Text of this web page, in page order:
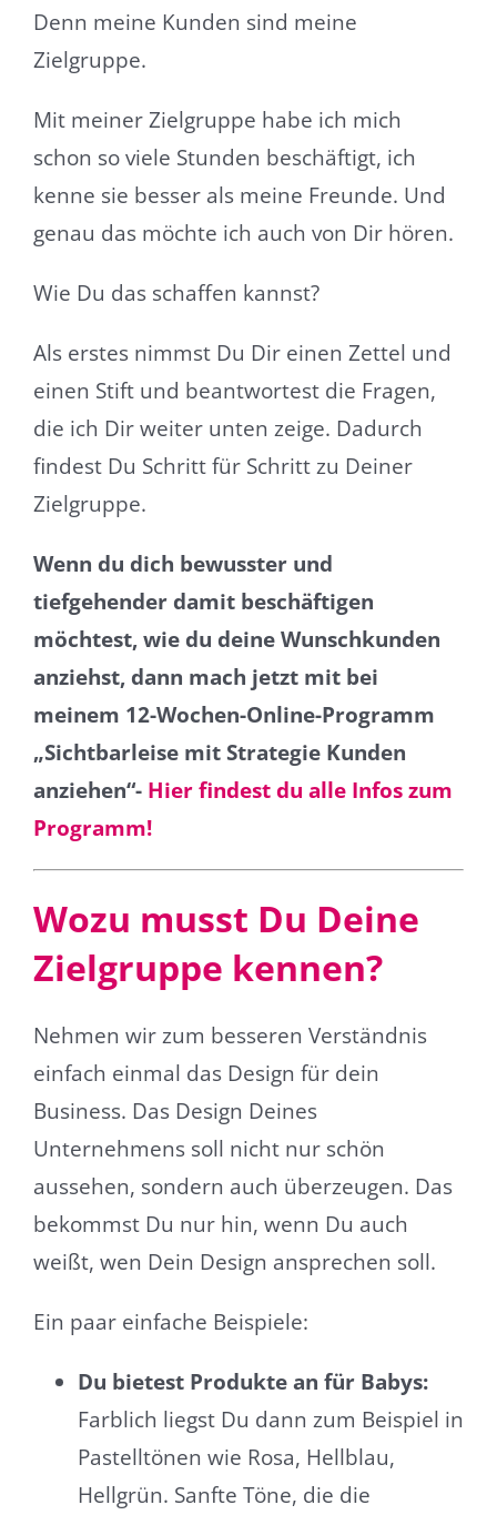
Denn meine Kunden sind meine
Zielgruppe.
Mit meiner Zielgruppe habe ich mich
schon so viele Stunden beschäftigt, ich
kenne sie besser als meine Freunde. Und
genau das möchte ich auch von Dir hören.
Wie Du das schaffen kannst?
Als erstes nimmst Du Dir einen Zettel und
einen Stift und beantwortest die Fragen,
die ich Dir weiter unten zeige. Dadurch
findest Du Schritt für Schritt zu Deiner
Zielgruppe.
Wenn du dich bewusster und
tiefgehender damit beschäftigen
möchtest, wie du deine Wunschkunden
anziehst, dann mach jetzt mit bei
meinem 12-Wochen-Online-Programm
„Sichtbarleise mit Strategie Kunden
anziehen“- Hier findest du alle Infos zum
Programm!
Wozu musst Du Deine
Zielgruppe kennen?
Nehmen wir zum besseren Verständnis
einfach einmal das Design für dein
Business. Das Design Deines
Unternehmens soll nicht nur schön
aussehen, sondern auch überzeugen. Das
bekommst Du nur hin, wenn Du auch
weißt, wen Dein Design ansprechen soll.
Ein paar einfache Beispiele:
Du bietest Produkte an für Babys:
Farblich liegst Du dann zum Beispiel in
Pastelltönen wie Rosa, Hellblau,
Hellgrün. Sanfte Töne, die die